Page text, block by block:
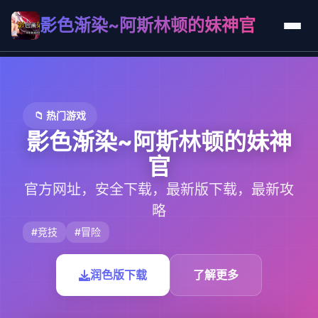
影色渐染~阿斯林顿的妹神官
📁 热门游戏
影色渐染~阿斯林顿的妹神
官
官方网址，安全下载，最新版下载，最新攻
略
#竞技 #冒险
润色版下载 了解更多